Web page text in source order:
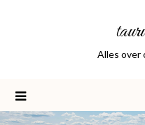
Alles over